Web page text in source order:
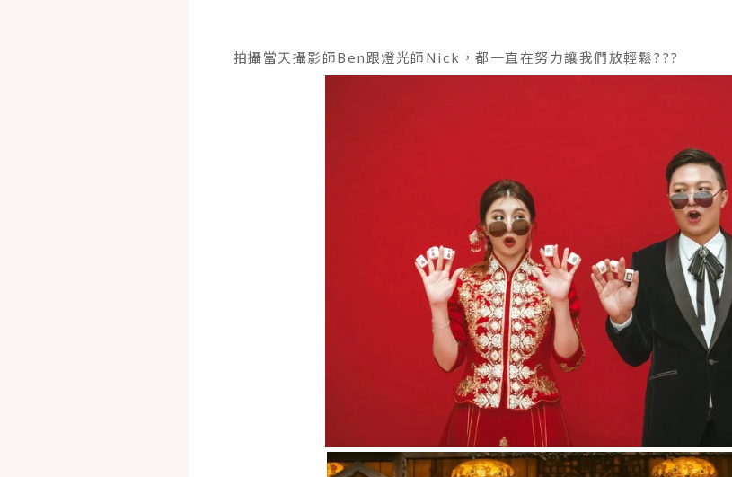
拍攝當天攝影師Ben跟燈光師Nick，都一直在努力讓我們放輕鬆???